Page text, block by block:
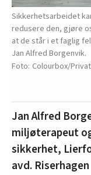
Sikkerhetsarbeidet
redusere den, gjøre
at de står i et faglig
Jan Alfred Borgenvik.
Colourbox/Privat
Jan Alfred
miljøterapeut
sikkerhet,
avd. Riserhagen